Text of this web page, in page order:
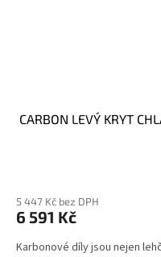
CARBON LEVÝ KRYT
5 447 Kč bez DPH
6 591 Kč
Karbonové díly jsou nejen